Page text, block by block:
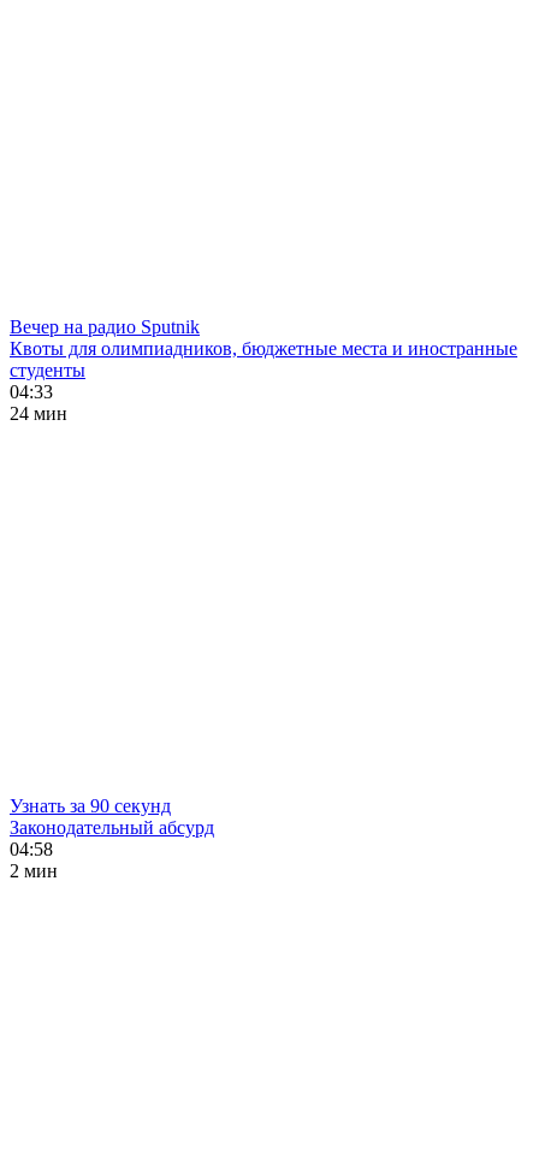
Вечер на радио Sputnik
Квоты для олимпиадников, бюджетные места и иностранные
студенты
04:33
24 мин
Узнать за 90 секунд
Законодательный абсурд
04:58
2 мин